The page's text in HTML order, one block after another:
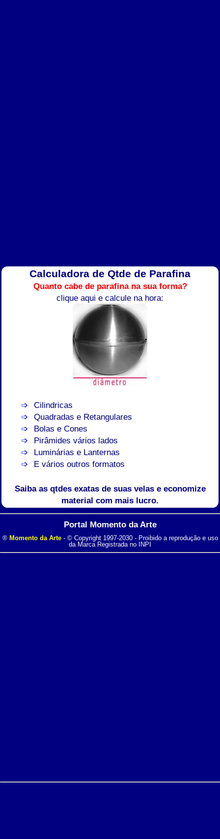
Calculadora de Qtde de Parafina
Quanto cabe de parafina na sua forma?
clique aqui e calcule na hora:
Cilindricas
Quadradas e Retangulares
Bolas e Cones
Pirâmides vários lados
Luminárias e Lanternas
E vários outros formatos
Saiba as qtdes exatas de suas velas e economize
material com mais lucro.
Portal Momento da Arte
® Momento da Arte- © Copyright 1997-2030 - Proibido a reprodução e uso
da Marca Registrada no INPI